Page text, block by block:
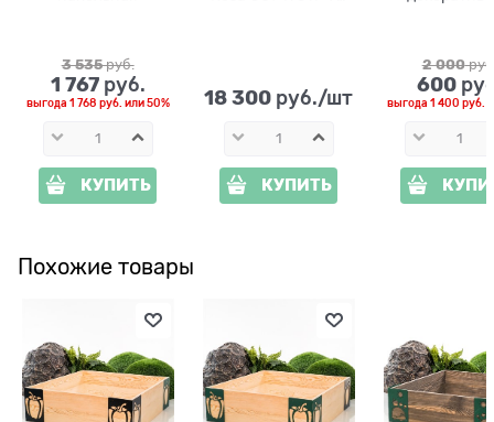
3 535 руб.
1 767 руб.
выгода 1 768 руб. или50%
КУПИТЬ
18 300 руб./шт
КУПИТЬ
2 000
600
выгода1 400 руб.
Похожие товары